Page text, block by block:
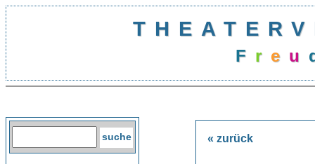
Freu
« zurück